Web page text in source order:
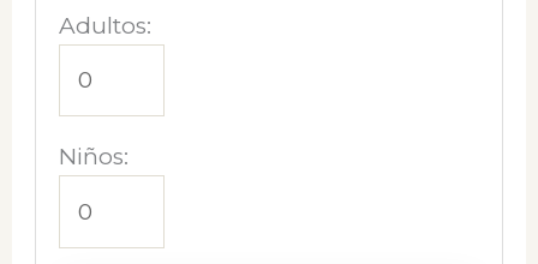
Adultos:
Niños: